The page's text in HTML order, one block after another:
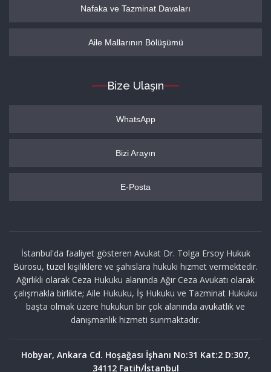
Nafaka ve Tazminat Davaları
Aile Mallarının Bölüşümü
Bize Ulaşın
WhatsApp
Bizi Arayın
E-Posta
İstanbul'da faaliyet gösteren Avukat Dr. Tolga Ersoy Hukuk
Bürosu, tüzel kişiliklere ve şahıslara hukuki hizmet vermektedir.
Ağırlıklı olarak Ceza Hukuku alanında Ağır Ceza Avukatı olarak
çalışmakla birlikte; Aile Hukuku, İş Hukuku ve Tazminat Hukuku
başta olmak üzere hukukun bir çok alanında avukatlık ve
danışmanlık hizmeti sunmaktadır.
Hobyar, Ankara Cd. Hoşağası İşhanı No:31 Kat:2 D:307,
34112 Fatih/İstanbul